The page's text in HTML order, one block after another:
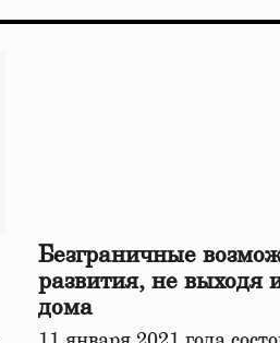
Безграничные
развития, не выходя
дома